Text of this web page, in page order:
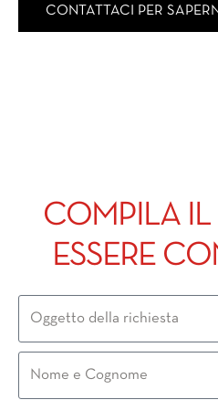
CONTATTACI PER
COMPILA IL
ESSERE